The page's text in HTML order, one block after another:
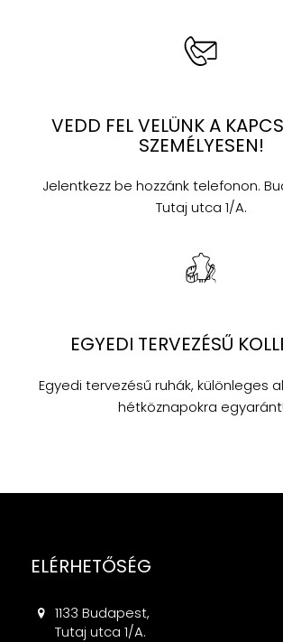
VEDD FEL VELÜNK A
SZEMÉLYESEN!
Jelentkezz be hozzánk telefonon.
Tutaj utca 1/A.
EGYEDI TERVEZÉSŰ
Egyedi tervezésű ruhák, különleges
hétköznapokra egyaránt!
ELÉRHETŐSÉG
1133 Budapest,
Tutaj utca 1/A.